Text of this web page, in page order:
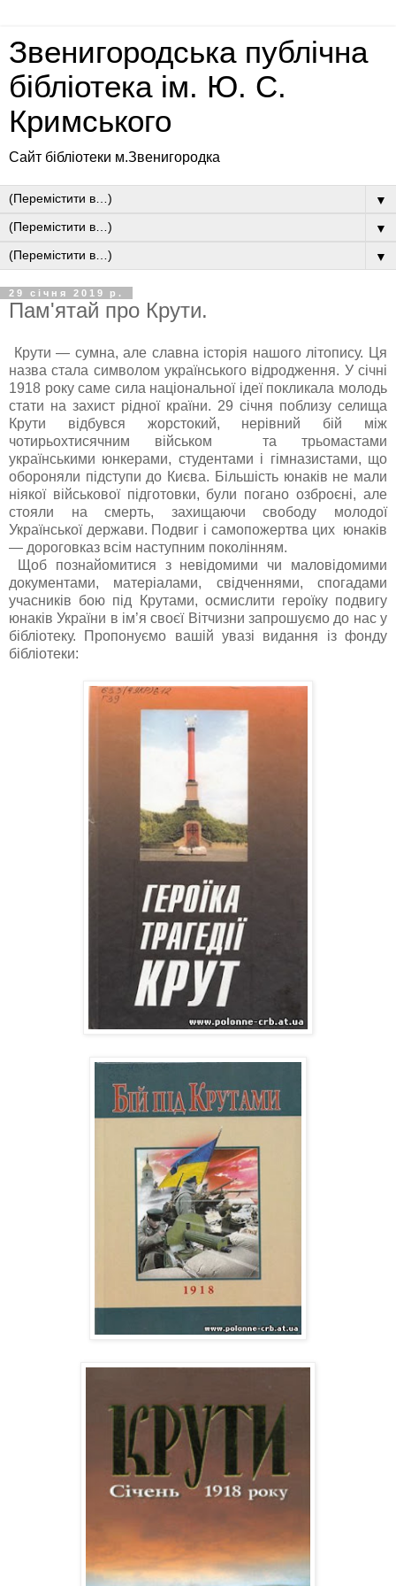
Звенигородська публічна
бібліотека ім. Ю. С.
Кримського
Сайт бібліотеки м.Звенигородка
▼
▼
▼
29 січня 2019 р.
Пам'ятай про Крути.
Крути — сумна, але славна історія нашого літопису. Ця
назва стала символом українського відродження. У січні
1918 року саме сила національної ідеї покликала молодь
стати на захист рідної країни. 29 січня поблизу селища
Крути відбувся жорстокий, нерівний бій між
чотирьохтисячним військом та трьомастами
українськими юнкерами, студентами і гімназистами, що
обороняли підступи до Києва. Більшість юнаків не мали
ніякої військової підготовки, були погано озброєні, але
стояли на смерть, захищаючи свободу молодої
Української держави. Подвиг і самопожертва цих юнаків
— дороговказ всім наступним поколінням.
Щоб познайомитися з невідомими чи маловідомими
документами, матеріалами, свідченнями, спогадами
учасників бою під Крутами, осмислити героїку подвигу
юнаків України в ім’я своєї Вітчизни запрошуємо до нас у
бібліотеку. Пропонуємо вашій увазі видання із фонду
бібліотеки: